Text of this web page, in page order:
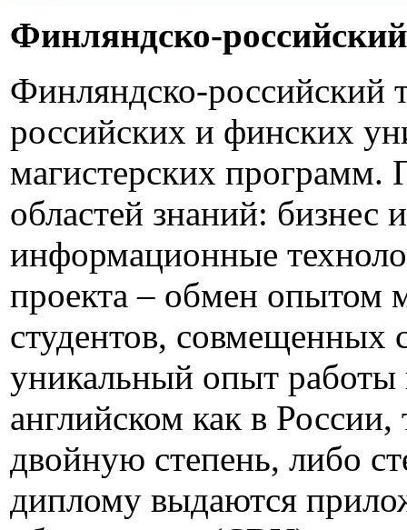
Финляндско-
Финляндско-российский
российских и финских
магистерских программ.
областей знаний: бизнес
информационные
проекта – обмен опытом
студентов, совмещенных
уникальный опыт работы
английском как в
двойную степень, либо
диплому выдаются